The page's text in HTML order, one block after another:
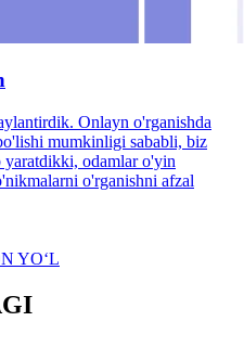
Onlayn o'rganishda
mumkinligi sababli, biz
odamlar o'yin
o'rganishni afzal
YO‘L